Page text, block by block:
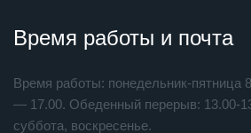
Время работы и почта
Время работы: понедельник-пятница
— 17.00. Обеденный перерыв: 13.00-
суббота, воскресенье.